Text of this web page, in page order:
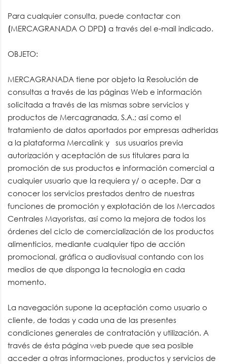
Para cualquier consulta, puede contactar con
(MERCAGRANADA O DPD) a través del e-mail indicado.
OBJETO:
MERCAGRANADA tiene por objeto la Resolución de
consultas a través de las páginas Web e información
solicitada a través de las mismas sobre servicios y
productos de Mercagranada, S.A.; así como el
tratamiento de datos aportados por empresas adheridas
a la plataforma Mercalink y sus usuarios previa
autorización y aceptación de sus titulares para la
promoción de sus productos e información comercial a
cualquier usuario que la requiera y/ o acepte. Dar a
conocer los servicios prestados dentro de nuestras
funciones de promoción y explotación de los Mercados
Centrales Mayoristas, así como la mejora de todos los
órdenes del ciclo de comercialización de los productos
alimenticios, mediante cualquier tipo de acción
promocional, gráfica o audiovisual contando con los
medios de que disponga la tecnología en cada
momento.
La navegación supone la aceptación como usuario o
cliente, de todas y cada una de las presentes
condiciones generales de contratación y utilización. A
través de ésta página web puede que sea posible
acceder a otras informaciones, productos y servicios de